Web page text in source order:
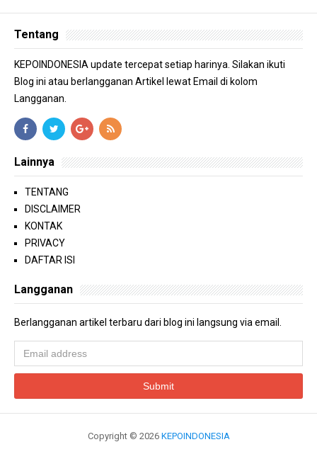
Tentang
KEPOINDONESIA update tercepat setiap harinya. Silakan ikuti
Blog ini atau berlangganan Artikel lewat Email di kolom
Langganan.
Lainnya
TENTANG
DISCLAIMER
KONTAK
PRIVACY
DAFTAR ISI
Langganan
Berlangganan artikel terbaru dari blog ini langsung via email.
Copyright © 2026 KEPOINDONESIA